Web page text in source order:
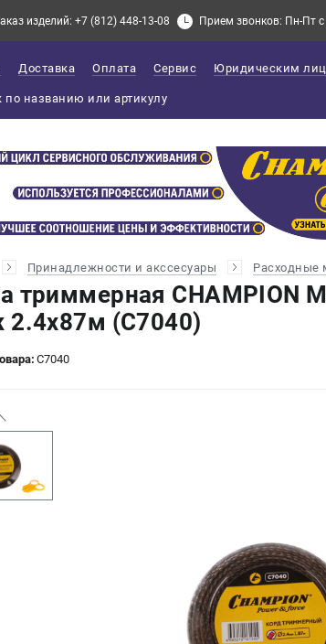
изделий: +7 (812) 448-13-08 Прием звонков: Пн-Пт
Доставка Оплата Сервис Юридическим
Принадлежности и акссесуары Расходные
триммерная CHAMPION
2.4х87м (C7040)
C7040